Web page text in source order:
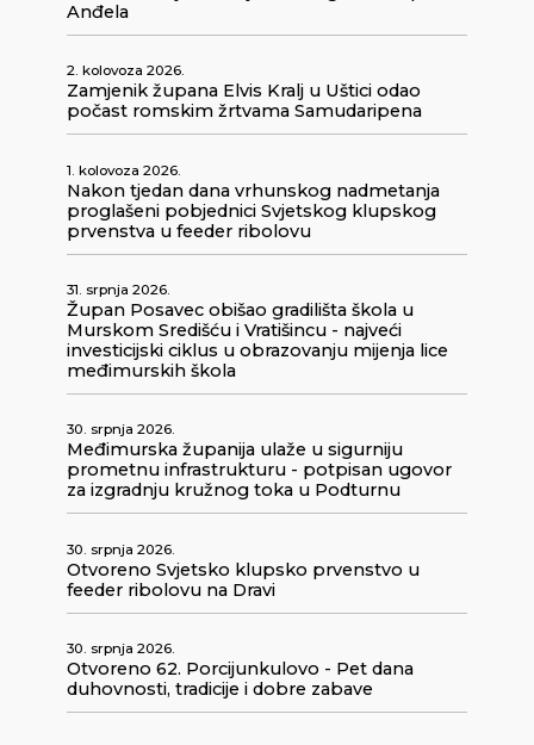
Anđela
2. kolovoza 2026.
Zamjenik župana Elvis Kralj u Uštici odao
počast romskim žrtvama Samudaripena
1. kolovoza 2026.
Nakon tjedan dana vrhunskog nadmetanja
proglašeni pobjednici Svjetskog klupskog
prvenstva u feeder ribolovu
31. srpnja 2026.
Župan Posavec obišao gradilišta škola u
Murskom Središću i Vratišincu - najveći
investicijski ciklus u obrazovanju mijenja lice
međimurskih škola
30. srpnja 2026.
Međimurska županija ulaže u sigurniju
prometnu infrastrukturu - potpisan ugovor
za izgradnju kružnog toka u Podturnu
30. srpnja 2026.
Otvoreno Svjetsko klupsko prvenstvo u
feeder ribolovu na Dravi
30. srpnja 2026.
Otvoreno 62. Porcijunkulovo - Pet dana
duhovnosti, tradicije i dobre zabave